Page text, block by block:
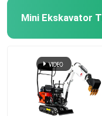
Mengangkat
Mesin Penyapu
Aksesori
Mini Ekskavator